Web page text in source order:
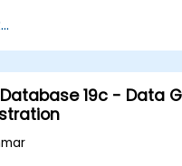
Database 19c och
inklusive
lagring och
hela processen för
Database 19c, från
19c - Data